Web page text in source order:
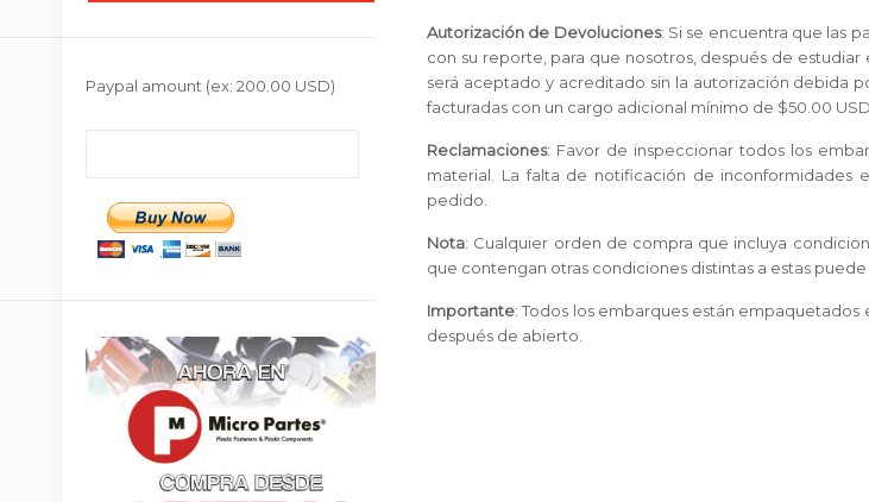
Autorización de Devoluciones: Si se encuentra que las
con su reporte, para que nosotros, después de
será aceptado y acreditado sin la autorización debida
facturadas con un cargo adicional mínimo de $50.00
Reclamaciones: Favor de inspeccionar todos los
material. La falta de notificación de
pedido.
Nota: Cualquier orden de compra que incluya
que contengan otras condiciones distintas a estas
Importante: Todos los embarques están
después de abierto.
Paypal amount (ex: 200.00 USD)